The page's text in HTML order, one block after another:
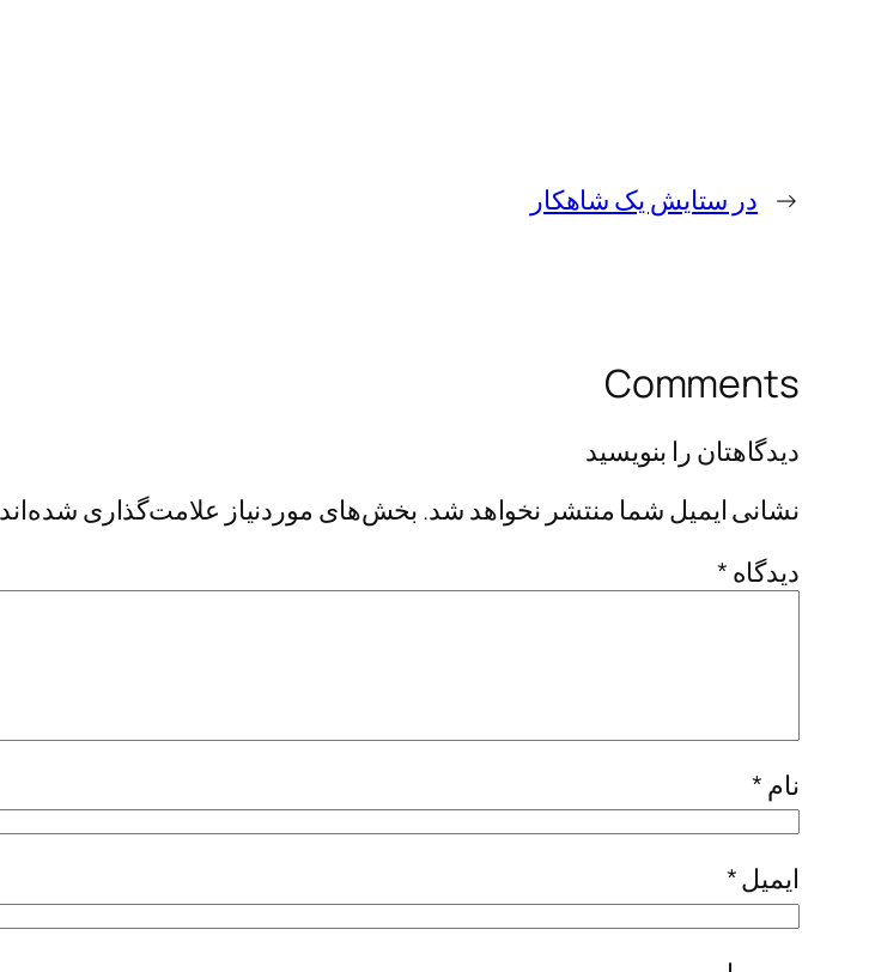
← در ستایش یک شاهکار
Comments
دیدگاهتان را بنویسید
نشانی ایمیل شما منتشر نخواهد شد. بخش‌های موردنیاز علامت‌گذاری شده‌اند
دیدگاه *
نام *
ایمیل*